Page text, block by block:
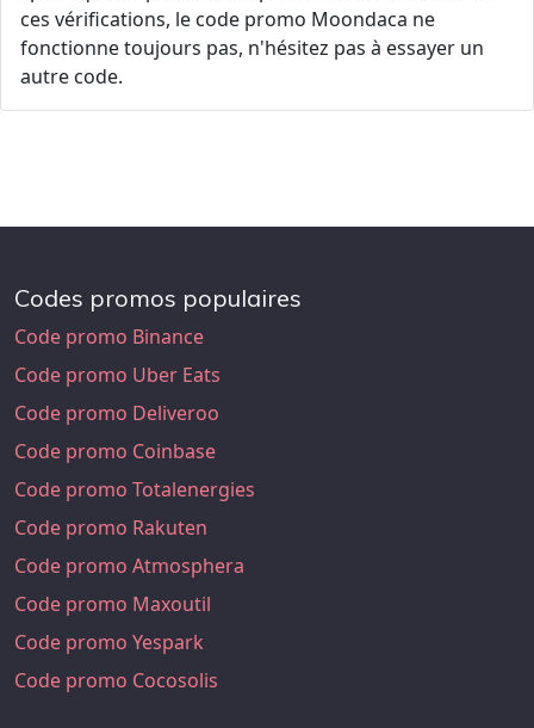
ces vérifications, le code promo Moondaca ne
fonctionne toujours pas, n'hésitez pas à essayer un
autre code.
Codes promos populaires
Code promo Binance
Code promo Uber Eats
Code promo Deliveroo
Code promo Coinbase
Code promo Totalenergies
Code promo Rakuten
Code promo Atmosphera
Code promo Maxoutil
Code promo Yespark
Code promo Cocosolis